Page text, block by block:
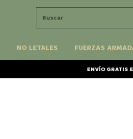
NO LETALES FUERZAS
ENVÍO GRATIS EN